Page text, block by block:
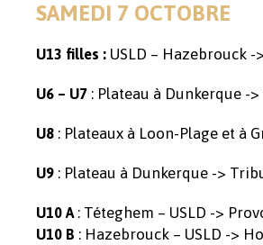
SAMEDI 7 OCTOBRE
U13 filles : USLD – Hazebrouck -
U6 – U7 : Plateau à Dunkerque -
U8 : Plateaux à Loon-Plage et à
U9 : Plateau à Dunkerque ->
U10 A : Téteghem – USLD ->
U10 B : Hazebrouck – USLD ->